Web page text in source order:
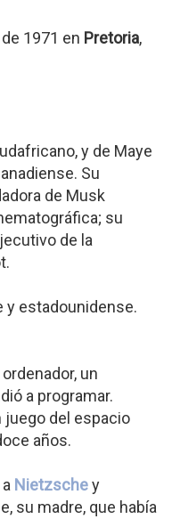
1971 en Pretoria,
y de Maye
Su
de Musk
su
de la
y estadounidense.
un
a programar.
juego del espacio
años.
Nietzschey
su madre, que había